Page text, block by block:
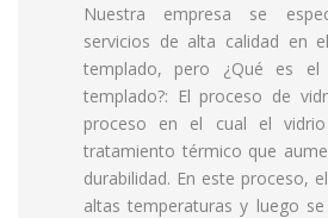
Nuestra empresa se
servicios de alta calidad en
templado, pero ¿Qué es el
templado?: El proceso de
proceso en el cual el
tratamiento térmico que
durabilidad. En este proceso,
altas temperaturas y luego